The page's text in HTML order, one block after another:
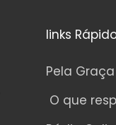
links
Pela Graça
O que